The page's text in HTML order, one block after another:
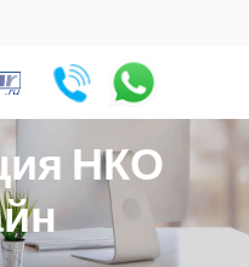
НКО